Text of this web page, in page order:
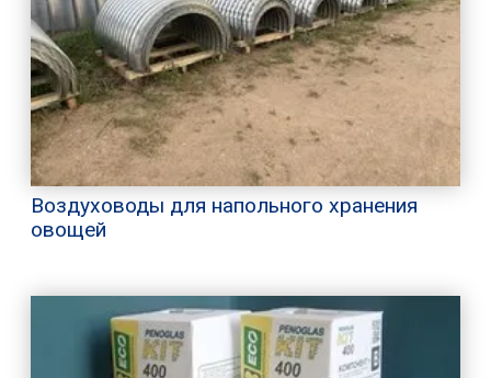
Воздуховоды для напольного хранения
овощей